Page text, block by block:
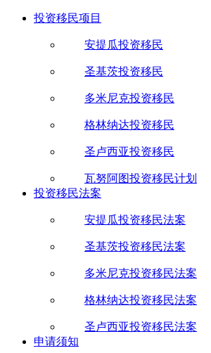
投资移民项目
安提瓜投资移民
圣基茨投资移民
多米尼克投资移民
格林纳达投资移民
圣卢西亚投资移民
瓦努阿图投资移民计划
投资移民法案
安提瓜投资移民法案
圣基茨投资移民法案
多米尼克投资移民法案
格林纳达投资移民法案
圣卢西亚投资移民法案
申请须知